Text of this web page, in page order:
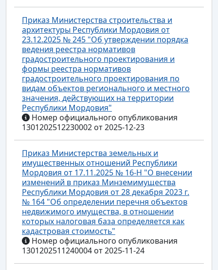
Приказ Министерства строительства и
архитектуры Республики Мордовия от
23.12.2025 № 245 "Об утверждении порядка
ведения реестра нормативов
градостроительного проектирования и
формы реестра нормативов
градостроительного проектирования по
видам объектов регионального и местного
значения, действующих на территории
Республики Мордовия"
Номер официального опубликования
1301202512230002 от 2025-12-23
Приказ Министерства земельных и
имущественных отношений Республики
Мордовия от 17.11.2025 № 16-Н "О внесении
изменений в приказ Минземимущества
Республики Мордовия от 28 декабря 2023 г.
№ 164 "Об определении перечня объектов
недвижимого имущества, в отношении
которых налоговая база определяется как
кадастровая стоимость"
Номер официального опубликования
1301202511240004 от 2025-11-24